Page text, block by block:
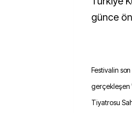
günce
Festivalin
gerçekleşen
Tiyatrosu